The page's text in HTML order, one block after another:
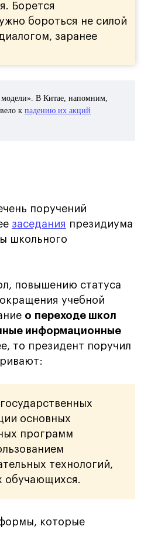
Борется
бороться не силой
заранее
модели». В Китае, напомним,
кпадению их акций
поручений
заседания президиума
школьного
повышению статуса
учебной
о переходе школ
информационные
то президент поручил
основных
программ
технологий,
обучающихся.
которые